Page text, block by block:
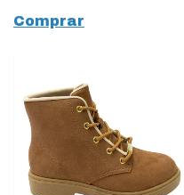
Comprar